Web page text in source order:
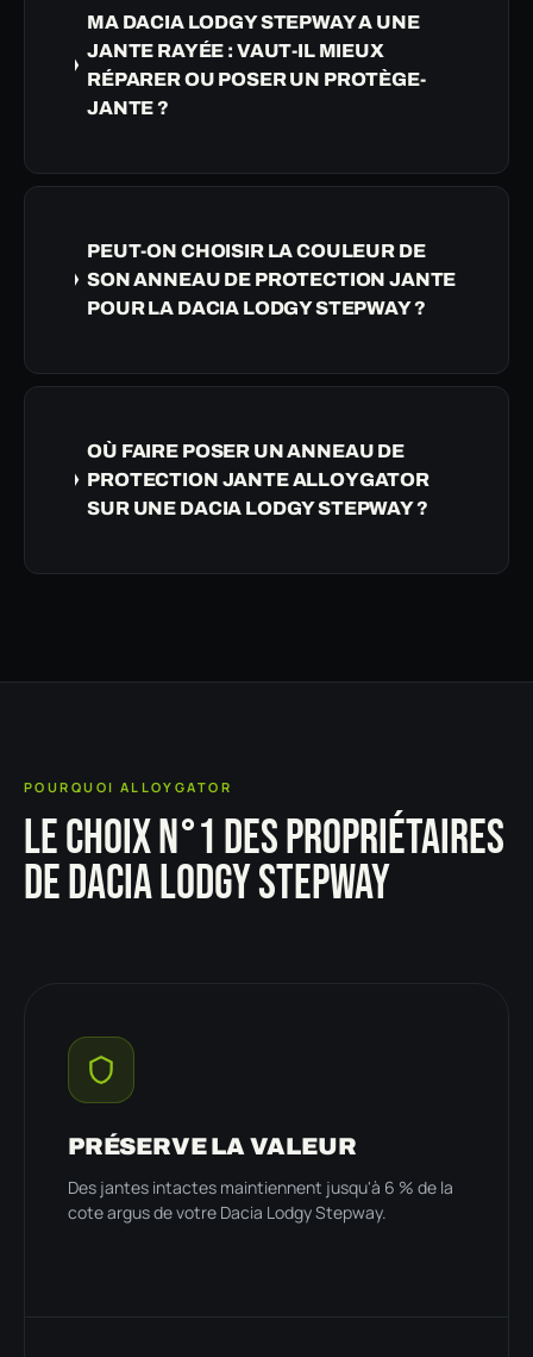
MA DACIA LODGY STEPWAY A UNE
JANTE RAYÉE : VAUT-IL MIEUX
RÉPARER OU POSER UN PROTÈGE-
JANTE ?
PEUT-ON CHOISIR LA COULEUR DE
SON ANNEAU DE PROTECTION JANTE
POUR LA DACIA LODGY STEPWAY ?
OÙ FAIRE POSER UN ANNEAU DE
PROTECTION JANTE ALLOYGATOR
SUR UNE DACIA LODGY STEPWAY ?
POURQUOI ALLOYGATOR
LE CHOIX N°1 DES PROPRIÉTAIRES
DE DACIA LODGY STEPWAY
PRÉSERVE LA VALEUR
Des jantes intactes maintiennent jusqu'à 6 % de la
cote argus de votre Dacia Lodgy Stepway.